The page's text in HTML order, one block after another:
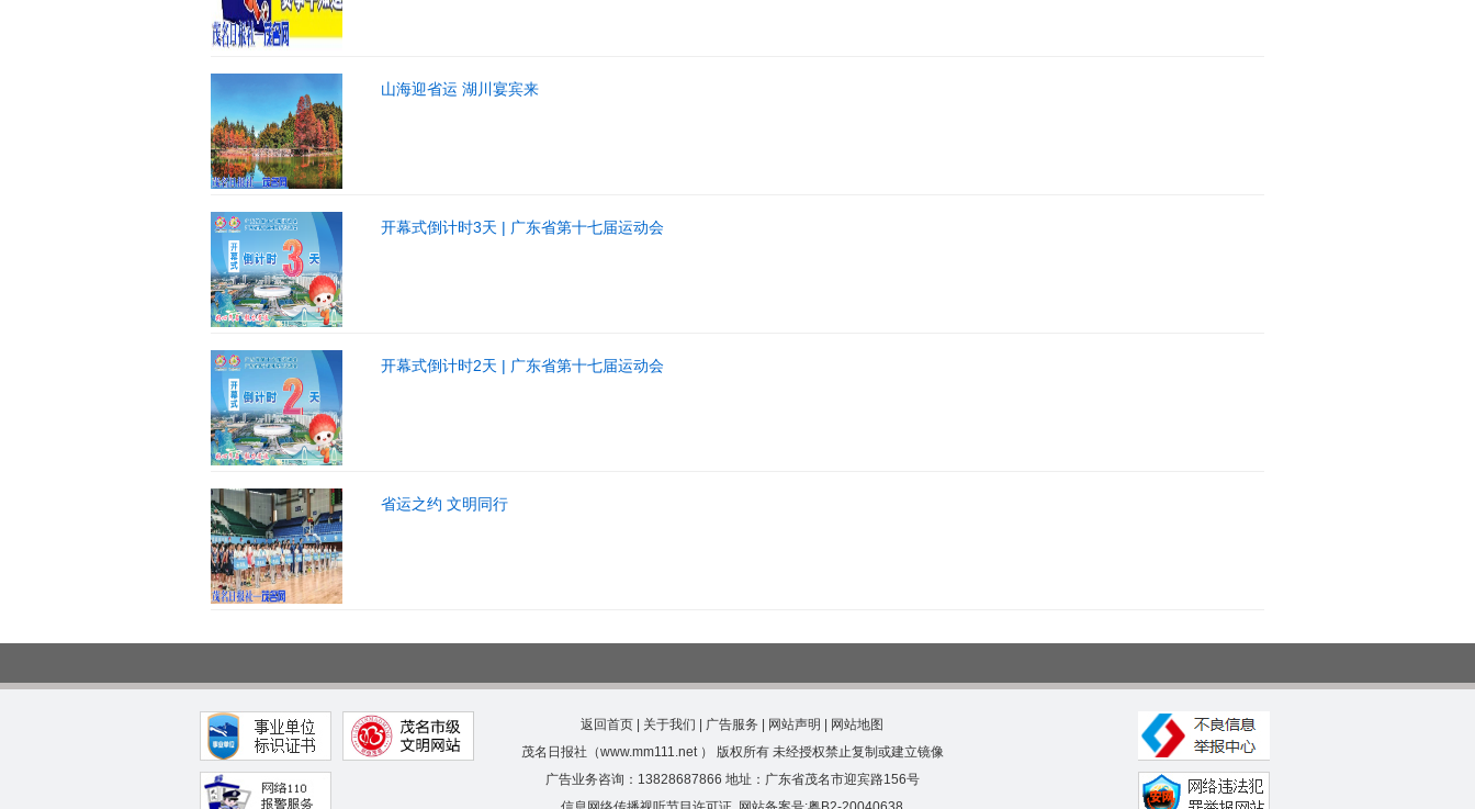
山海迎省运 湖川宴宾来
开幕式倒计时3天 | 广东省第十七届运动会
开幕式倒计时2天 | 广东省第十七届运动会
省运之约 文明同行
返回首页 关于我们 广告服务 网站声明
网站地图
茂名日报社（www.mm111.net ） 版权所有 未经授权禁止复制或建立镜像
广告业务咨询：13828687866 地址：广东省茂名市迎宾路156号